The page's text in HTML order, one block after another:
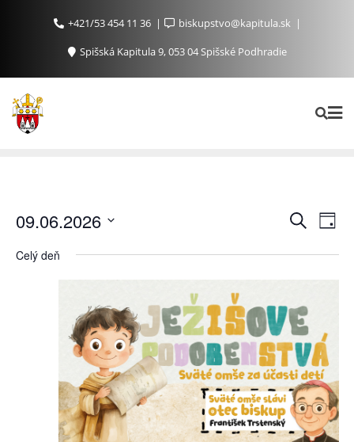
+421/53 454 11 36
biskupstvo@kapitula.sk
Spišská Kapitula 9, 053 04 Spišské Podhradie
Udalosti
and
Views
Vyhľadať
Day
09.06.2026
dátum.
Celý deň